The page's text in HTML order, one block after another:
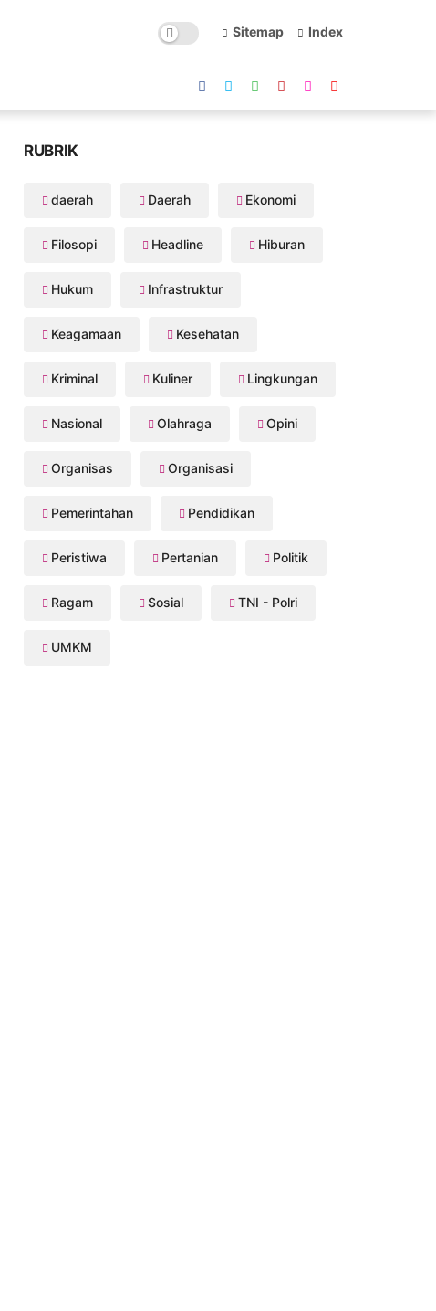
Sitemap Index
RUBRIK
daerah Daerah Ekonomi
Filosopi Headline Hiburan
Hukum Infrastruktur
Keagamaan Kesehatan
Kriminal Kuliner Lingkungan
Nasional Olahraga Opini
Organisas Organisasi
Pemerintahan Pendidikan
Peristiwa Pertanian Politik
Ragam Sosial TNI - Polri
UMKM